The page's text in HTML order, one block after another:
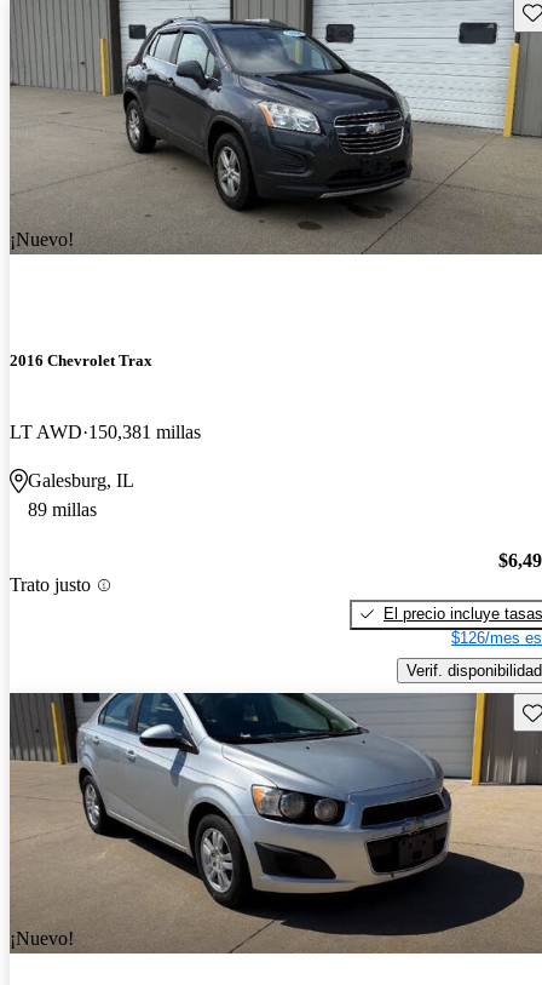
¡Nuevo!
2016 Chevrolet Trax
LT AWD 150,381 millas
Galesburg, IL
89 millas
Trato justo
El precio incluye tasas
$126/mes
Verif. disponibilidad
¡Nuevo!